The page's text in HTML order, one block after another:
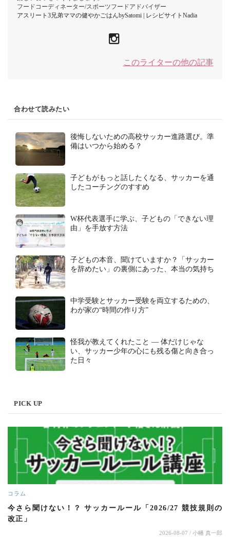
フードコーディネーター/スポーツフードアドバイザー
アスリート3兄弟ママの健やかごはんbySatomi | レシピサイトNadia
このライターの他の記事
合わせて読みたい
後悔しないための高校サッカー進路選び。準
備はいつから始める？
子どもがもっと話したくなる、サッカーを通
したコーチングのすすめ
W杯代表選手に学ぶ、子どもの「できない理
由」を手放す方法
子どもの本音、聞けていますか？「サッカー
を辞めたい」の裏側にあった、本当の気持ち
中学受験とサッカー受験を両立するための、
わが家の“時間の作り方”
怪我が教えてくれたこと ― 体だけじゃな
い、サッカー少年の心にも残る傷と向き合っ
た日々
PICK UP
コラム
今さら聞けない！？ サッカールール「2026/27 競技規則の
改正」
2026-08-07 / 小幡 真一郎